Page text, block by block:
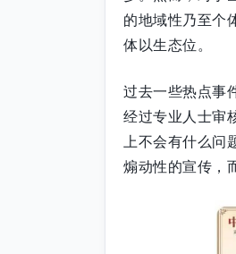
的地域性乃至个
体以生态位。
过去一些热点事
经过专业人士审
上不会有什么问
煽动性的宣传，